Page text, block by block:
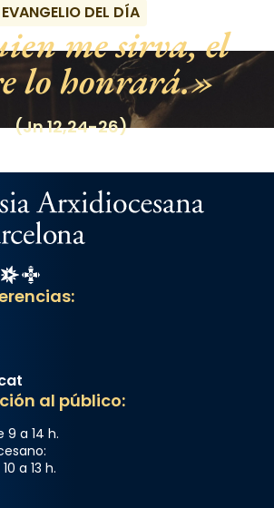
EVANGELIO DEL DÍA
me sirva, el
lo honrará.
(Jn 12,24-26)
Radio Estel
Catalunya Cristiana
al público:
9 a 14 h.
a 13 h.